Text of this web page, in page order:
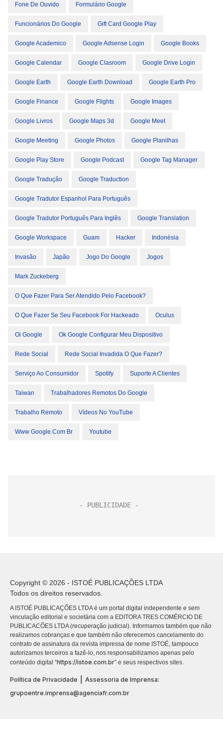
Fone De Ouvido Formulário Google
Funcionários Do Google Gift Card Google Play
Google Academico Google Adsense Login Google Books
Google Calendar Google Clasroom Google Drive Login
Google Earth Google Earth Download Google Earth Pro
Google Finance Google Flights Google Images
Google Livros Google Maps 3d Google Meet
Google Meeting Google Photos Google Planilhas
Google Play Store Google Podcast Google Tag Manager
Google Tradução Google Traduction
Google Tradutor Espanhol Para Português
Google Tradutor Português Para Inglês Google Translation
Google Workspace Guam Hacker Indonésia
Invasão Japão Jogo Do Google Jogos
Mark Zuckeberg
O Que Fazer Para Ser Atendido Pelo Facebook?
O Que Fazer Se Seu Facebook For Hackeado Oculus
Oi Google Ok Google Configurar Meu Dispositivo
Rede Social Rede Social Invadida O Que Fazer?
Serviço Ao Consumidor Spotify Suporte A Clientes
Taiwan Trabalhadores Remotos Do Google
Trabalho Remoto Vídeos No YouTube
Www Google.com Br Youtube
Copyright © 2026 - ISTOÉ PUBLICAÇÕES LTDA
Todos os direitos reservados.
A ISTOÉ PUBLICAÇÕES LTDA é um portal digital independente e sem
vinculação editorial e societária com a EDITORA TRES COMÉRCIO DE
PUBLICACÕES LTDA (recuperação judicial). Informamos também que não
realizamos cobranças e que também não oferecemos cancelamento do
contrato de assinatura da revista impressa de nome ISTOÉ, tampouco
autorizamos terceiros a fazê-lo, nos responsabilizamos apenas pelo
conteúdo digital “https://istoe.com.br” e seus respectivos sites.
Política de Privacidade
Assessoria de Imprensa:
grupoentre.imprensa@agenciafr.com.br